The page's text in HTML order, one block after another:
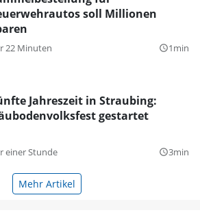
soll Millionen
22 Minuten query_builder1min
Jahreszeit in Straubing:
gestartet
einer Stunde query_builder3min
Mehr Artikel